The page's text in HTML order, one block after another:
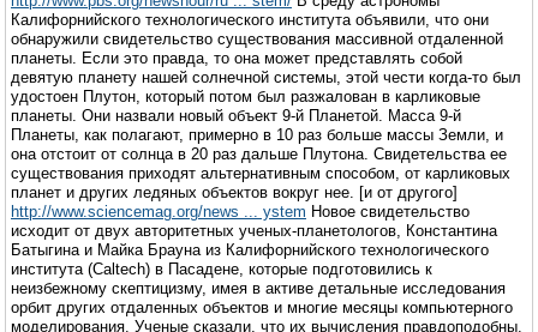
Калифорнийского технологического института объявили, что они
обнаружили свидетельство существования массивной отдаленной
планеты. Если это правда, то она может представлять собой
девятую планету нашей солнечной системы, этой чести когда-то был
удостоен Плутон, который потом был разжалован в карликовые
планеты. Они назвали новый объект 9-й Планетой. Масса 9-й
Планеты, как полагают, примерно в 10 раз больше массы Земли, и
она отстоит от солнца в 20 раз дальше Плутона. Свидетельства ее
существования приходят альтернативным способом, от карликовых
планет и других ледяных объектов вокруг нее. [и от другого]
http://www.sciencemag.org/news ... ystem Новое свидетельство
исходит от двух авторитетных ученых-планетологов, Константина
Батыгина и Майка Брауна из Калифорнийского технологического
института (Caltech) в Пасадене, которые подготовились к
неизбежному скептицизму, имея в активе детальные исследования
орбит других отдаленных объектов и многие месяцы компьютерного
моделирования. Ученые сказали, что их вычисления правдоподобны.